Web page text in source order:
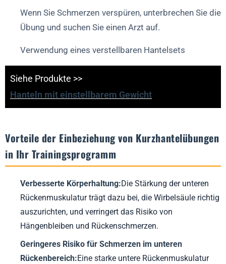
Wenn Sie Schmerzen verspüren, unterbrechen Sie die
Übung und suchen Sie einen Arzt auf.
Verwendung eines verstellbaren Hantelsets
Siehe Produkte >>
Hanteln mit einstellbarem Gewicht
Vorteile der Einbeziehung von Kurzhantelübungen
in Ihr Trainingsprogramm
Verbesserte Körperhaltung:Die Stärkung der unteren
Rückenmuskulatur trägt dazu bei, die Wirbelsäule richtig
auszurichten, und verringert das Risiko von
Hängenbleiben und Rückenschmerzen.
Geringeres Risiko für Schmerzen im unteren
Rückenbereich:Eine starke untere Rückenmuskulatur